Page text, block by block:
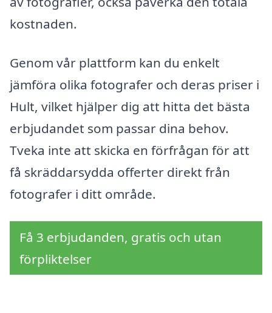
kostnaden.
Genom vår plattform kan du enkelt
jämföra olika fotografer och deras priser i
Hult, vilket hjälper dig att hitta det bästa
erbjudandet som passar dina behov.
Tveka inte att skicka en förfrågan för att
få skräddarsydda offerter direkt från
fotografer i ditt område.
Få 3 erbjudanden, gratis och utan
förpliktelser